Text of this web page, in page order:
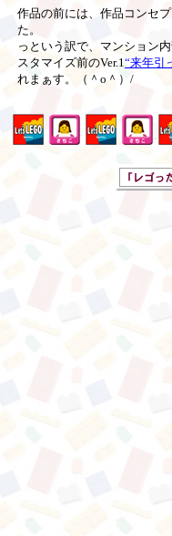
作品の前には、作品コンセ
た。
っという訳で、マンション
スタマイズ前のVer.1“来年引
れまぁす。（＾o＾）/